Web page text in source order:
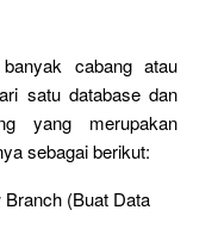
cabang atau
satu database dan
yang merupakan
sebagai berikut:
(Buat Data